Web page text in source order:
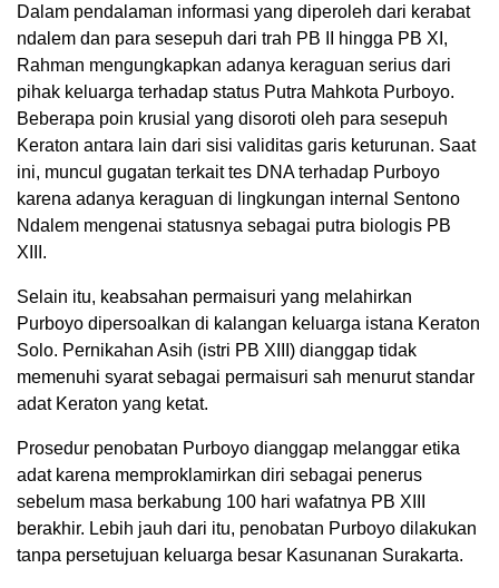
Dalam pendalaman informasi yang diperoleh dari kerabat
ndalem dan para sesepuh dari trah PB II hingga PB XI,
Rahman mengungkapkan adanya keraguan serius dari
pihak keluarga terhadap status Putra Mahkota Purboyo.
Beberapa poin krusial yang disoroti oleh para sesepuh
Keraton antara lain dari sisi validitas garis keturunan. Saat
ini, muncul gugatan terkait tes DNA terhadap Purboyo
karena adanya keraguan di lingkungan internal Sentono
Ndalem mengenai statusnya sebagai putra biologis PB
XIII.
Selain itu, keabsahan permaisuri yang melahirkan
Purboyo dipersoalkan di kalangan keluarga istana Keraton
Solo. Pernikahan Asih (istri PB XIII) dianggap tidak
memenuhi syarat sebagai permaisuri sah menurut standar
adat Keraton yang ketat.
Prosedur penobatan Purboyo dianggap melanggar etika
adat karena memproklamirkan diri sebagai penerus
sebelum masa berkabung 100 hari wafatnya PB XIII
berakhir. Lebih jauh dari itu, penobatan Purboyo dilakukan
tanpa persetujuan keluarga besar Kasunanan Surakarta.